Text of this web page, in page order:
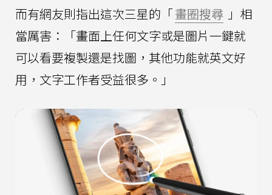
而有網友則指出這次三星的「畫圈搜尋 」相
當厲害：「畫面上任何文字或是圖片一鍵就
可以看要複製還是找圖，其他功能就英文好
用，文字工作者受益很多。」